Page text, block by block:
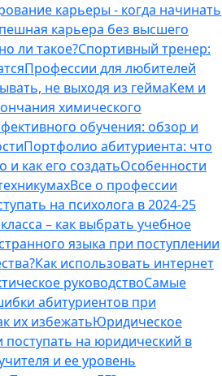
карьеры - когда начинать
карьера без высшего
ли такое?Спортивный тренер:
Профессии для любителей
не выходя из геймаКем и
химического
обучения: обзор и
Портфолио абитуриента: что
как его создатьОсобенности
Все о профессии
на психолога в 2024-25
– как выбрать учебное
языка при поступлении
Как использовать интернет
руководствоСамые
абитуриентов при
их избежатьЮридическое
поступать на юридический в
и ее уровень